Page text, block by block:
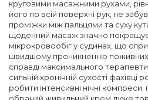
круговими масажними рухами,
його по всій поверхні рук, не
проміжки між пальцями та суху
щоденний масаж значно
мікрокровообіг у судинах, що
швидшому проникненню
справді максимального
сильній хронічній сухості
робити інтенсивні нічні
обраний живильний крем дуже